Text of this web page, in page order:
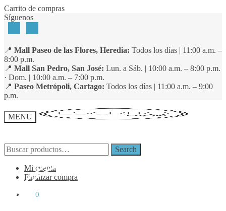
Skip
to
Skip
to
Carrito de compras
Síguenos
📍 Mall Paseo de las Flores, Heredia: Todos los días | 11:00 a.m. –
8:00 p.m.
📍 Mall San Pedro, San José: Lun. a Sáb. | 10:00 a.m. – 8:00 p.m.
· Dom. | 10:00 a.m. – 7:00 p.m.
📍 Paseo Metrópoli, Cartago: Todos los días | 11:00 a.m. – 9:00
p.m.
MENU
Search
for:
Search
Mi cuenta
Finalizar compra
0
Search
for:
Search